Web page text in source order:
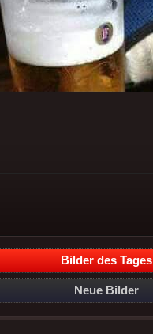
Bilder des Tages
Neue Bilder